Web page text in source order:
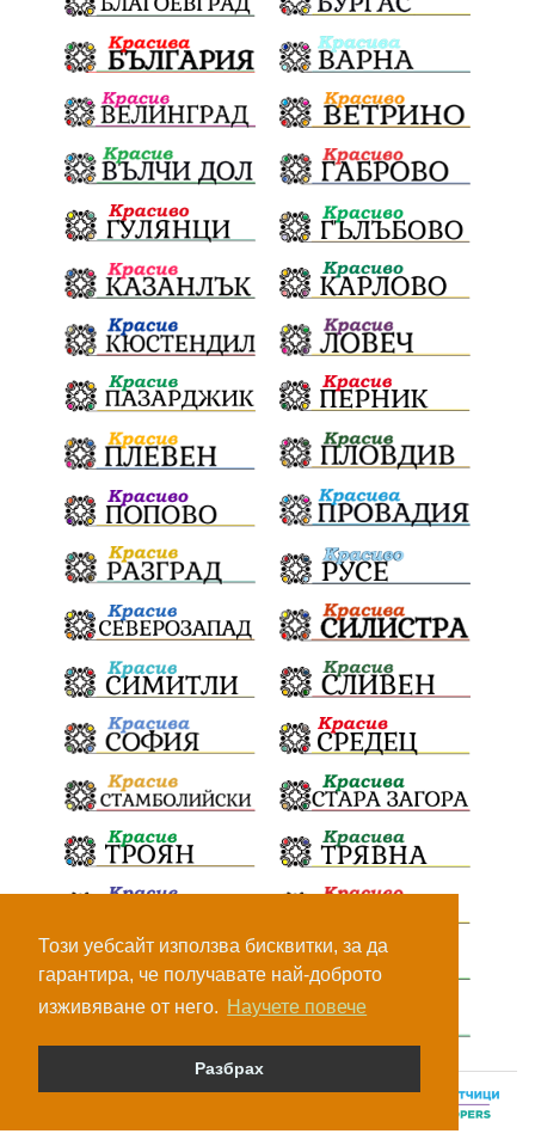
Този уебсайт използва бисквитки, за да
гарантира, че получавате най-доброто
изживяване от него. Научете повече
Разбрах
© Всички права са запазени, 2026.